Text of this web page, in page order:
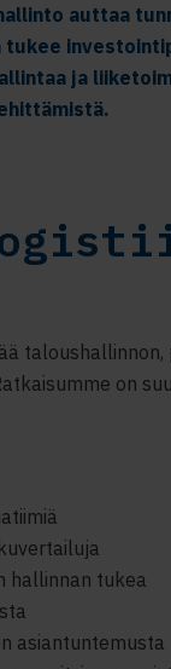
auttaa
tukee
ja
on
hallinnan tukea
asiantuntemusta